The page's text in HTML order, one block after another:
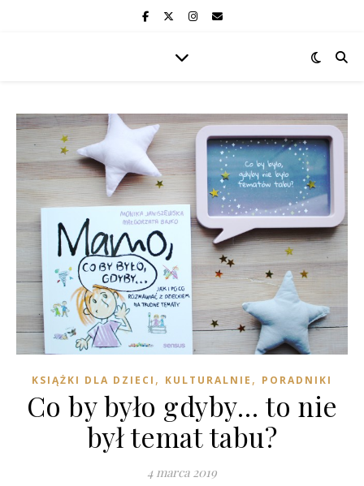
KSIĄŻKI DLA DZIECI , KULTURALNIE , PORADNIKI
Co by było gdyby… to nie
był temat tabu?
4 marca 2019